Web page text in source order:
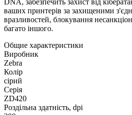
DNA, забезпечить захист від
ваших принтерів за захищеними
вразливостей, блокування
багато іншого.
Общие характеристики
Виробник
Zebra
Колір
сірий
Серія
ZD420
Роздільна здатність, dpi